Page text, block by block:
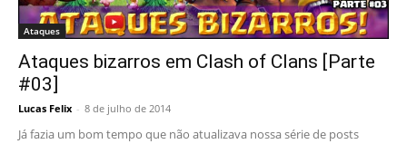
Ataques
Ataques bizarros em Clash of Clans [Parte
#03]
Lucas Felix - 8 de julho de 2014
Já fazia um bom tempo que não atualizava nossa série de posts